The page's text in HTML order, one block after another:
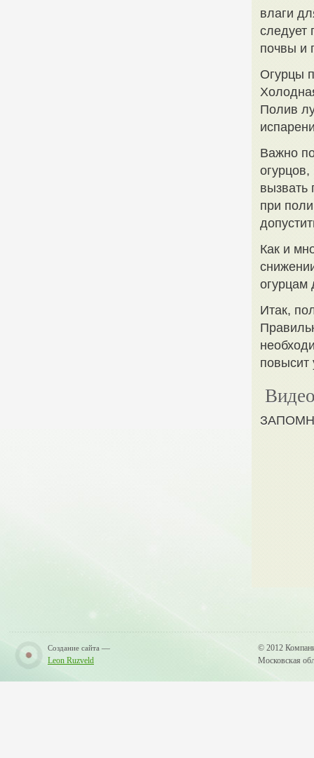
влаги
следует
почвы и
Огурцы
Полив
Важно
вызвать
при
Как и
огурцам
Итак,
повысит
Создание сайта —
Leon Ruzveld
© 2012
Московская